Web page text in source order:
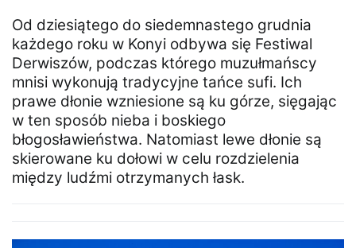
Od dziesiątego do siedemnastego grudnia
każdego roku w Konyi odbywa się Festiwal
Derwiszów, podczas którego muzułmańscy
mnisi wykonują tradycyjne tańce sufi. Ich
prawe dłonie wzniesione są ku górze, sięgając
w ten sposób nieba i boskiego
błogosławieństwa. Natomiast lewe dłonie są
skierowane ku dołowi w celu rozdzielenia
między ludźmi otrzymanych łask.